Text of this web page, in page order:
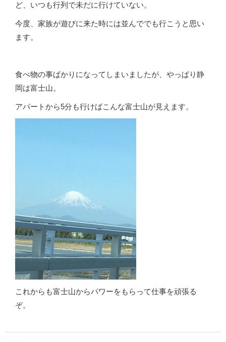
ど、いつも行列で未だに行けていない。
今度、家族が遊びに来た時には並んででも行こうと思い
ます。
食べ物の事ばかりになってしまいましたが、やっぱり静
岡は富士山。
アパートから5分も行けばこんな富士山が見えます。
これからも富士山からパワーをもらって仕事を頑張る
ぞ。